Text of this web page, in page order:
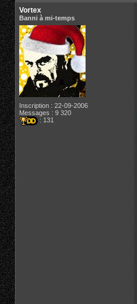
Vortex
Banni à mi-temps
Inscription : 22-09-2006
Messages : 9 320
: 131